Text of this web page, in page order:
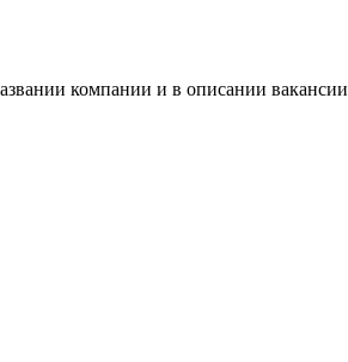
компании и в описании вакансии